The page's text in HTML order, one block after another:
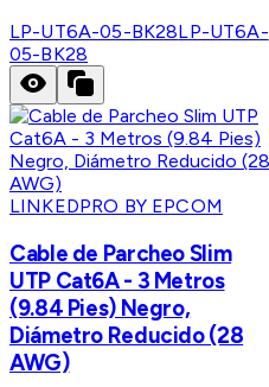
LP-UT6A-05-BK28LP-UT6A-
05-BK28
LINKEDPRO BY EPCOM
Cable de Parcheo Slim
UTP Cat6A - 3 Metros
(9.84 Pies) Negro,
Diámetro Reducido (28
AWG)